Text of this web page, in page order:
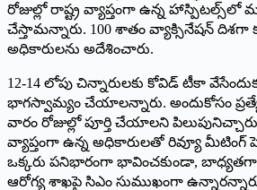
రోజుల్లో రాష్ట్ర వ్యాప్తంగా ఉన్న హాస్పిటల్స్‌లో
‌చేస్తామన్నారు. 100 శాతం వ్యాక్సినేషన్‌
అధికారులను అదేశించారు.
12-14 లోపు చిన్నారులకు కోవిడ్‌ ‌టీకా
భాగస్వామ్యం చేయాలన్నారు. అందుకోసం
వారం రోజుల్లో పూర్తి చేయాలని
వ్యాప్తంగా ఉన్న అధికారులతో రివ్యూ మీటింగ్‌
ఒక్కరు పనిభారంగా భావించకుండా,
ఆరోగ్య శాఖపై సిఎం సుముఖంగా